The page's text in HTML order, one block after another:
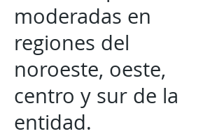
moderadas en
regiones del
noroeste, oeste,
centro y sur de la
entidad.